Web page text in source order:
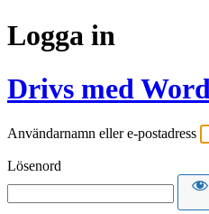
Logga in
Drivs med
Användarnamn eller e-postadress
Lösenord